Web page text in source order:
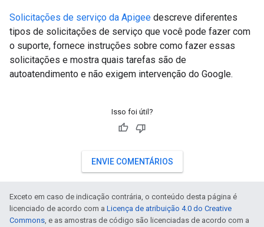
Solicitações de serviço da Apigee descreve diferentes
tipos de solicitações de serviço que você pode fazer com
o suporte, fornece instruções sobre como fazer essas
solicitações e mostra quais tarefas são de
autoatendimento e não exigem intervenção do Google.
Isso foi útil?
ENVIE COMENTÁRIOS
Exceto em caso de indicação contrária, o conteúdo desta página é
licenciado de acordo com a Licença de atribuição 4.0 do Creative
Commons, e as amostras de código são licenciadas de acordo com a